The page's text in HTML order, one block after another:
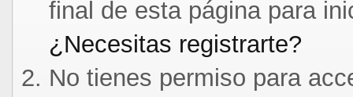
final de esta página para
¿Necesitas registrarte?
No tienes permiso para